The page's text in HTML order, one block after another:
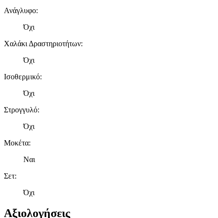
Ανάγλυφο:
Όχι
Χαλάκι Δραστηριοτήτων:
Όχι
Ισοθερμικό:
Όχι
Στρογγυλό:
Όχι
Μοκέτα:
Ναι
Σετ:
Όχι
Αξιολογήσεις